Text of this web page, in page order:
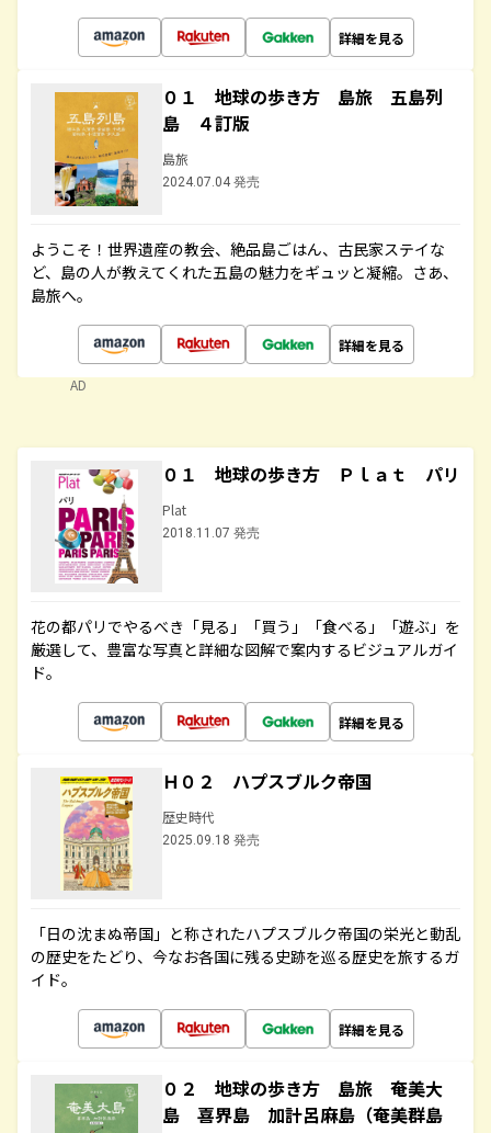
詳細を見る
０１ 地球の歩き方 島旅 五島列
島 ４訂版
島旅
2024.07.04 発売
ようこそ！世界遺産の教会、絶品島ごはん、古民家ステイな
ど、島の人が教えてくれた五島の魅力をギュッと凝縮。さあ、
島旅へ。
詳細を見る
AD
０１ 地球の歩き方 Ｐｌａｔ パリ
Plat
2018.11.07 発売
花の都パリでやるべき「見る」「買う」「食べる」「遊ぶ」を
厳選して、豊富な写真と詳細な図解で案内するビジュアルガイ
ド。
詳細を見る
Ｈ０２ ハプスブルク帝国
歴史時代
2025.09.18 発売
「日の沈まぬ帝国」と称されたハプスブルク帝国の栄光と動乱
の歴史をたどり、今なお各国に残る史跡を巡る歴史を旅するガ
イド。
詳細を見る
０２ 地球の歩き方 島旅 奄美大
島 喜界島 加計呂麻島（奄美群島